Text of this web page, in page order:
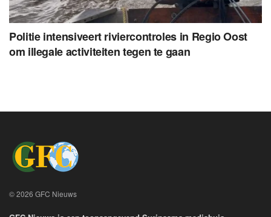
Politie intensiveert riviercontroles in Regio Oost
om illegale activiteiten tegen te gaan
© 2026 GFC Nieuws